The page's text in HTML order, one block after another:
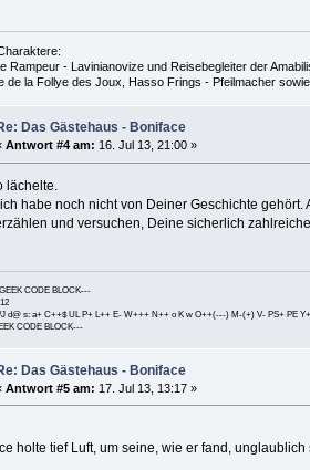
Rampeur - Lavinianovize und Reisebegleiter der
de la Follye des Joux, Hasso Frings - Pfeilmacher
Das Gästehaus - Boniface
Antwort #4 am: 16. Jul 13, 21:00 »
lächelte.
habe noch nicht von Deiner Geschichte
und versuchen, Deine sicherlich
CODE BLOCK---
J d@ s: a+ C++$ UL P+ L++ E- W+++ N++ o K w O++(---) M-(+) V- PS+ PE
CODE BLOCK---
Das Gästehaus - Boniface
Antwort #5 am: 17. Jul 13, 13:17 »
holte tief Luft, um seine, wie er fand,